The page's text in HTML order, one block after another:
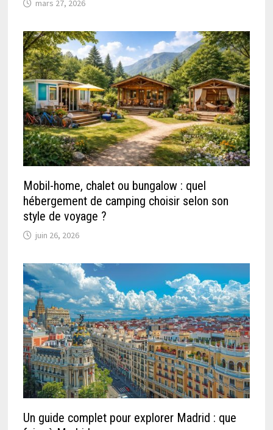
mars 27, 2026
Mobil-home, chalet ou bungalow : quel
hébergement de camping choisir selon son
style de voyage ?
juin 26, 2026
Un guide complet pour explorer Madrid : que